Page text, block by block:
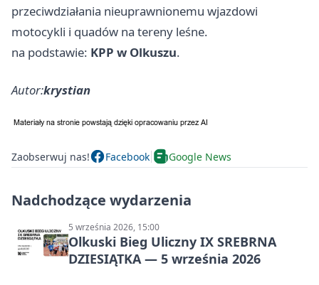
przeciwdziałania nieuprawnionemu wjazdowi
motocykli i quadów na tereny leśne.
na podstawie: KPP w Olkuszu.
Autor:krystian
Zaobserwuj nas! Facebook Google News
Nadchodzące wydarzenia
5 września 2026, 15:00
Olkuski Bieg Uliczny IX SREBRNA
DZIESIĄTKA — 5 września 2026